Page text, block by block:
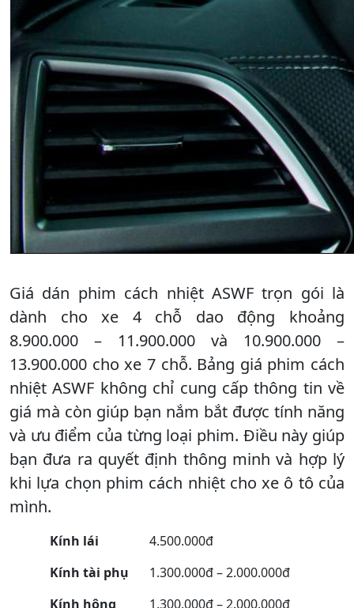
Giá dán phim cách nhiệt ASWF trọn gói là
dành cho xe 4 chỗ dao động khoảng
8.900.000 – 11.900.000 và 10.900.000 –
13.900.000 cho xe 7 chỗ. Bảng giá phim cách
nhiệt ASWF không chỉ cung cấp thông tin về
giá mà còn giúp bạn nắm bắt được tính năng
và ưu điểm của từng loại phim. Điều này giúp
bạn đưa ra quyết định thông minh và hợp lý
khi lựa chọn phim cách nhiệt cho xe ô tô của
mình.
Kính lái
4.500.000đ
Kính tài phụ
1.300.000đ – 2.000.000đ
Kính hông
1.300.000đ – 2.000.000đ